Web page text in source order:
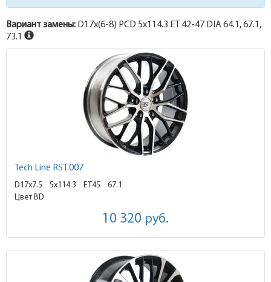
Вариант замены: D17x(6-8) PCD 5x114.3 ET 42-47 DIA 64.1, 67.1,
73.1
Tech Line RST.007
D17x7.5 5x114.3 ET45
67.1
Цвет BD
10 320 руб.